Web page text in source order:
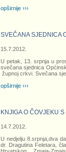
opširnije ›››
SVEČANA SJEDNICA
15.7.2012.
U petak, 13. srpnja u
svečana sjednica
župnoj crkvi. Svečana
opširnije ›››
KNJIGA O ČOVJEKU S
14.7.2012.
U nedjelju 8.srpnja,dva
dr. Dragutina Feletara,